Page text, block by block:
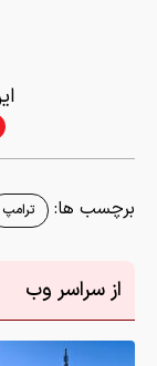
برچسب ها: ترامپ
از سراسر وب